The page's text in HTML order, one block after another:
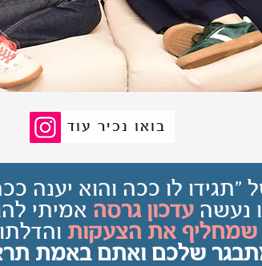
בואו נכיר עוד
"תגידו לו ככה והוא יענה
נעשהעדכון גרסה אמיתי
שמחליף את הצעקות
שלכם ואתם באמת